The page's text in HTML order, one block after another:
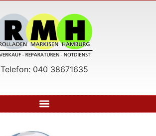
Telefon: 040 38671635